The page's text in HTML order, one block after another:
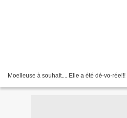
Moelleuse à souhait.... Elle a été dé-vo-rée!!!